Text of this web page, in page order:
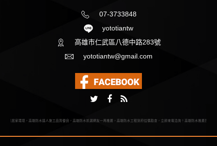
07-3733848
yototiantw
高雄市仁武區八德中路283號
yototiantw@gmail.com
您居家環境，高雄防水達人施工品質優良，高雄防水抓漏網友一再推薦，高雄防水工程到府估價勘查，立即來電洽詢！高雄防水推薦是以防